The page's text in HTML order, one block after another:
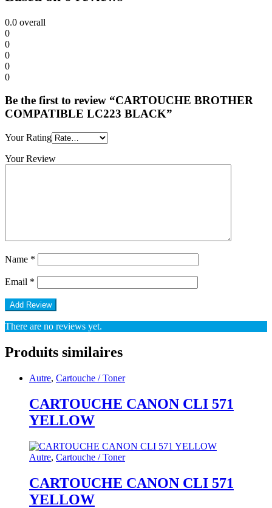
0.0 overall
0
0
0
0
0
Be the first to review “CARTOUCHE BROTHER
COMPATIBLE LC223 BLACK”
Your Rating
Your Review
Name *
Email *
There are no reviews yet.
Produits similaires
Autre, Cartouche / Toner
CARTOUCHE CANON CLI 571
YELLOW
Autre, Cartouche / Toner
CARTOUCHE CANON CLI 571
YELLOW